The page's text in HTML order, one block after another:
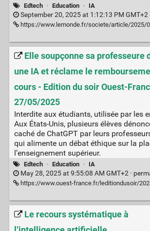
Edtech · Education · IA
September 20, 2025 at 1:12:13 PM GMT+2
https://www.lemonde.fr/societe/article/2025/09/16/philippe-meirieu-pedagogue-avec-l-ia-c-est-le-modele-politique-de-notre-ecole-qui-est-en-
Elle soupçonne sa professeure
une IA et réclame le
cours - Edition du soir Ouest-
27/05/2025
Interdite aux étudiants, utilisée par les
Aux États-Unis, plusieurs élèves
caché de ChatGPT par leurs
qui alimente un débat éthique sur la
l’enseignement supérieur.
Edtech · Education · IA
May 28, 2025 at 9:55:08 AM GMT+2 ·
https://www.ouest-france.fr/leditiondusoir/2025-05-27/elle-soupconne-sa-professeure-d-avoir-utilise-une-ia-et-reclame-le-remboursement-
Le recours systématique à